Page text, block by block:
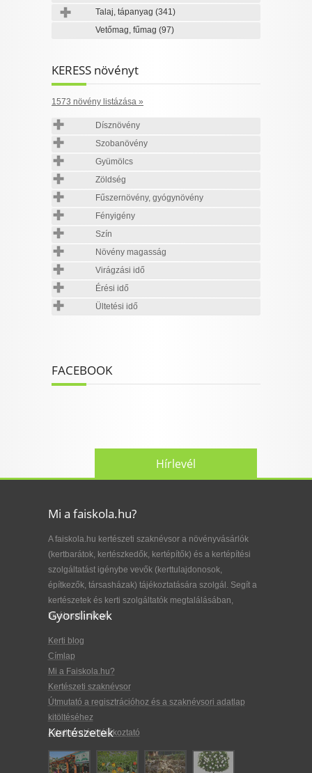
Talaj, tápanyag (341)
Vetőmag, fűmag (97)
KERESS növényt
1573 növény listázása »
Dísznövény
Szobanövény
Gyümölcs
Zöldség
Fűszernövény, gyógynövény
Fényigény
Szín
Növény magasság
Virágzási idő
Érési idő
Ültetési idő
FACEBOOK
Hírlevél
Mi a faiskola.hu?
A faiskola.hu kertészeti szaknévsor a növényvásárlók
(kertbarátok, kertészkedők, kertépítők) és a kertépítési
szolgáltatást igénybe vevők (kerttulajdonosok,
építkezők, társasházak) tájékoztatására szolgál. Segít a
kertészetek és kerti szolgáltatók megtalálásában,
kiválasztásában.
Gyorslinkek
Kerti blog
Címlap
Mi a Faiskola.hu?
Kertészeti szaknévsor
Útmutató a regisztrációhoz és a szaknévsori adatlap
kitöltéséhez
Adatkezelési tájékoztató
Kertészetek